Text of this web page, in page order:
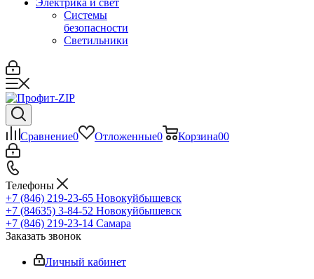
Электрика и свет
Системы
безопасности
Светильники
Сравнение0 Отложенные0 Корзина00
Телефоны
+7 (846) 219-23-65 Новокуйбышевск
+7 (84635) 3-84-52 Новокуйбышевск
+7 (846) 219-23-14 Самара
Заказать звонок
Личный кабинет